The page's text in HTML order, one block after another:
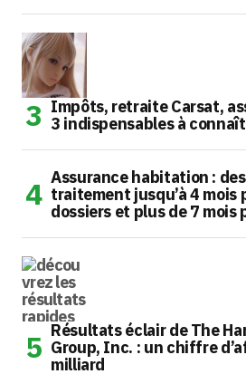
Impôts, retraite Carsat,
3 indispensables à
Assurance habitation :
traitement jusqu’à 4 mois
dossiers et plus de 7 mois
Résultats éclair de The
Group, Inc. : un chiffre
milliard